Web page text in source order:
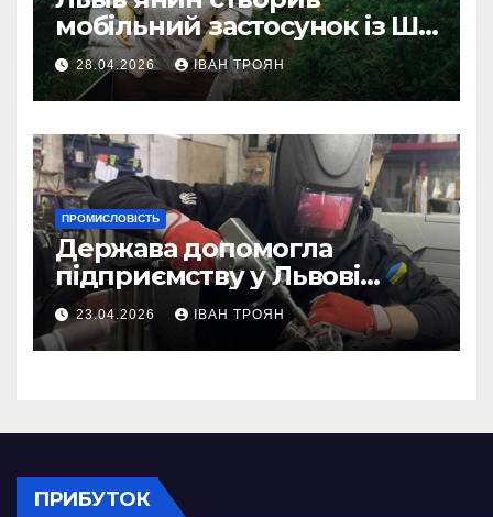
мобільний застосунок із ШІ-
асистентом для бджолярів
28.04.2026 ІВАН ТРОЯН
ПРОМИСЛОВІСТЬ
Держава допомогла
підприємству у Львові
відновити виробничі
потужності після атаки
російського БПЛА
23.04.2026 ІВАН ТРОЯН
ПРИБУТОК